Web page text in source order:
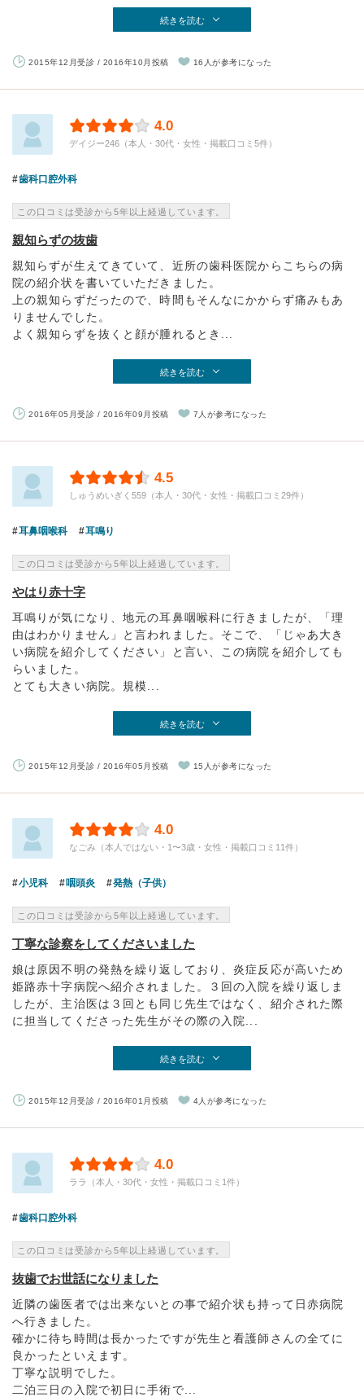
続きを読む
2015年12月受診 / 2016年10月投稿 16人が参考になった
4.0
デイジー246（本人・30代・女性・掲載口コミ5件）
歯科口腔外科
この口コミは受診から5年以上経過しています。
親知らずの抜歯
親知らずが生えてきていて、近所の歯科医院からこちらの病
院の紹介状を書いていただきました。
上の親知らずだったので、時間もそんなにかからず痛みもあ
りませんでした。
よく親知らずを抜くと顔が腫れるとき...
続きを読む
2016年05月受診 / 2016年09月投稿 7人が参考になった
4.5
しゅうめいぎく559（本人・30代・女性・掲載口コミ29件）
耳鼻咽喉科 耳鳴り
この口コミは受診から5年以上経過しています。
やはり赤十字
耳鳴りが気になり、地元の耳鼻咽喉科に行きましたが、「理
由はわかりません」と言われました。そこで、「じゃあ大き
い病院を紹介してください」と言い、この病院を紹介しても
らいました。
とても大きい病院。規模...
続きを読む
2015年12月受診 / 2016年05月投稿 15人が参考になった
4.0
なごみ（本人ではない・1〜3歳・女性・掲載口コミ11件）
小児科 咽頭炎 発熱（子供）
この口コミは受診から5年以上経過しています。
丁寧な診察をしてくださいました
娘は原因不明の発熱を繰り返しており、炎症反応が高いため
姫路赤十字病院へ紹介されました。３回の入院を繰り返しま
したが、主治医は３回とも同じ先生ではなく、紹介された際
に担当してくださった先生がその際の入院...
続きを読む
2015年12月受診 / 2016年01月投稿 4人が参考になった
4.0
ララ（本人・30代・女性・掲載口コミ1件）
歯科口腔外科
この口コミは受診から5年以上経過しています。
抜歯でお世話になりました
近隣の歯医者では出来ないとの事で紹介状も持って日赤病院
へ行きました。
確かに待ち時間は長かったですが先生と看護師さんの全てに
良かったといえます。
丁寧な説明でした。
二泊三日の入院で初日に手術で...